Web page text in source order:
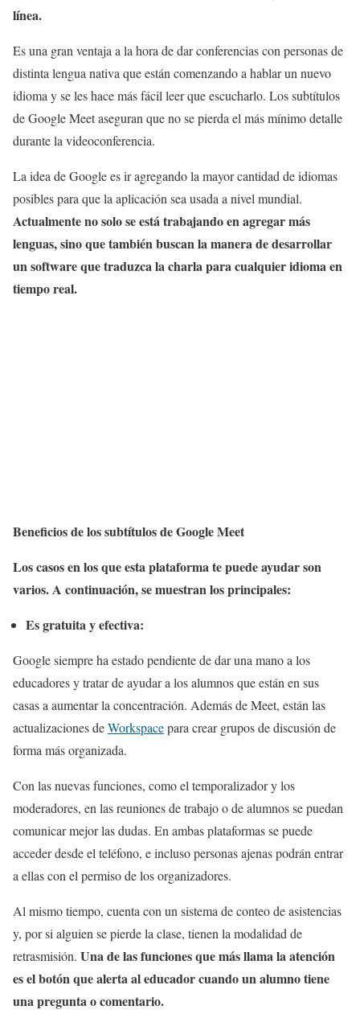
línea.
Es una gran ventaja a la hora de dar conferencias con personas de
distinta lengua nativa que están comenzando a hablar un nuevo
idioma y se les hace más fácil leer que escucharlo. Los subtítulos
de Google Meet aseguran que no se pierda el más mínimo detalle
durante la videoconferencia.
La idea de Google es ir agregando la mayor cantidad de idiomas
posibles para que la aplicación sea usada a nivel mundial.
Actualmente no solo se está trabajando en agregar más
lenguas, sino que también buscan la manera de desarrollar
un software que traduzca la charla para cualquier idioma en
tiempo real.
Beneficios de los subtítulos de Google Meet
Los casos en los que esta plataforma te puede ayudar son
varios. A continuación, se muestran los principales:
Es gratuita y efectiva:
Google siempre ha estado pendiente de dar una mano a los
educadores y tratar de ayudar a los alumnos que están en sus
casas a aumentar la concentración. Además de Meet, están las
actualizaciones deWorkspacepara crear grupos de discusión de
forma más organizada.
Con las nuevas funciones, como el temporalizador y los
moderadores, en las reuniones de trabajo o de alumnos se puedan
comunicar mejor las dudas. En ambas plataformas se puede
acceder desde el teléfono, e incluso personas ajenas podrán entrar
a ellas con el permiso de los organizadores.
Al mismo tiempo, cuenta con un sistema de conteo de asistencias
y, por si alguien se pierde la clase, tienen la modalidad de
retrasmisión. Una de las funciones que más llama la atención
es el botón que alerta al educador cuando un alumno tiene
una pregunta o comentario.